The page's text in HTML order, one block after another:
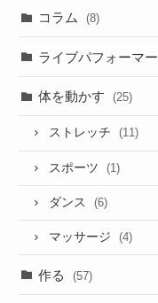
コラム (8)
ライブパフォーマー
体を動かす (25)
ストレッチ (11)
スポーツ (1)
ダンス (6)
マッサージ (4)
作る (57)